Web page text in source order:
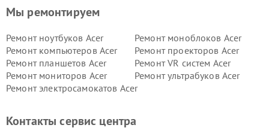
Мы ремонтируем
Ремонт ноутбуков Acer
Ремонт моноблоков Acer
Ремонт компьютеров Acer
Ремонт проекторов Acer
Ремонт планшетов Acer
Ремонт VR систем Acer
Ремонт мониторов Acer
Ремонт ультрабуков Acer
Ремонт электросамокатов Acer
Контакты сервис центра